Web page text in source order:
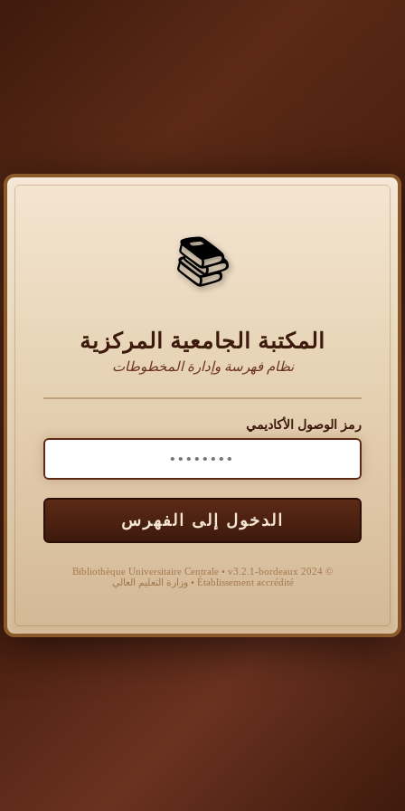
📚
المكتبة الجامعية المركزية
نظام فهرسة وإدارة المخطوطات
رمز الوصول الأكاديمي
الدخول إلى الفهرس
© 2024 Bibliothèque Universitaire Centrale • v3.2.1-bordeaux
Établissement accrédité • وزارة التعليم العالي